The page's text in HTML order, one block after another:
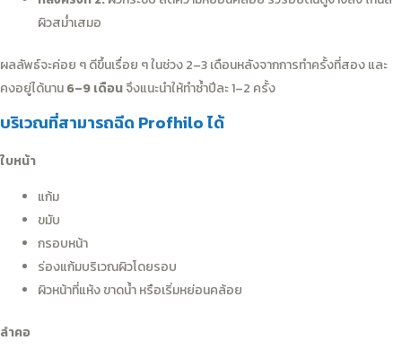
ผิวสม่ำเสมอ
ผลลัพธ์จะค่อย ๆ ดีขึ้นเรื่อย ๆ ในช่วง 2–3 เดือนหลังจากการทำครั้งที่สอง และ
คงอยู่ได้นาน6–9 เดือนจึงแนะนำให้ทำซ้ำปีละ 1–2 ครั้ง
บริเวณที่สามารถฉีด Profhilo ได้
ใบหน้า
แก้ม
ขมับ
กรอบหน้า
ร่องแก้มบริเวณผิวโดยรอบ
ผิวหน้าที่แห้ง ขาดน้ำ หรือเริ่มหย่อนคล้อย
ลำคอ